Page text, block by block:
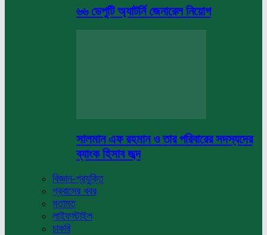
৬৬ ডেপুটি অ্যাটর্নি জেনারেল নিয়োগ
সালমান এফ রহমান ও তার পরিবারের সদস্যদের
ব্যাংক হিসাব জব্দ
বিজ্ঞান-প্রযুক্তি
প্রবাসের খবর
মতামত
লাইফস্টাইল
চাকরি